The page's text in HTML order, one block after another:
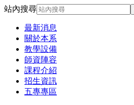
站內搜尋
最新消息
關於本系
教學設備
師資陣容
課程介紹
招生資訊
五專專區